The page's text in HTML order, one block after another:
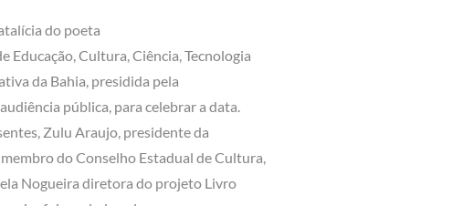
do poeta
Cultura, Ciência, Tecnologia
da Bahia, presidida pela
pública, para celebrar a data.
Zulu Araujo, presidente da
do Conselho Estadual de Cultura,
Nogueira diretora do projeto Livro